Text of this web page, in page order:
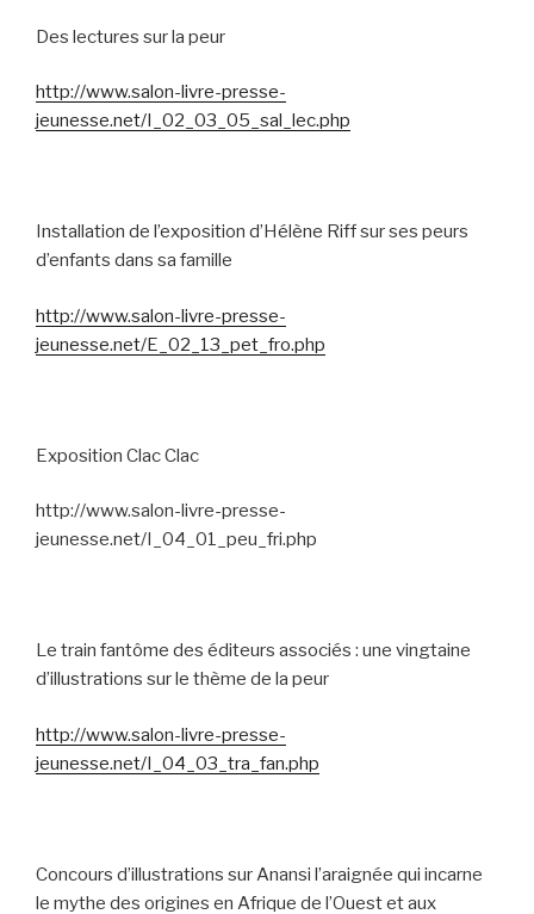
Des lectures sur la peur
http://www.salon-livre-presse-
jeunesse.net/I_02_03_05_sal_lec.php
Installation de l’exposition d’Hélène Riff sur ses peurs
d’enfants dans sa famille
http://www.salon-livre-presse-
jeunesse.net/E_02_13_pet_fro.php
Exposition Clac Clac
http://www.salon-livre-presse-
jeunesse.net/I_04_01_peu_fri.php
Le train fantôme des éditeurs associés : une vingtaine
d’illustrations sur le thème de la peur
http://www.salon-livre-presse-
jeunesse.net/I_04_03_tra_fan.php
Concours d’illustrations sur Anansi l’araignée qui incarne
le mythe des origines en Afrique de l’Ouest et aux